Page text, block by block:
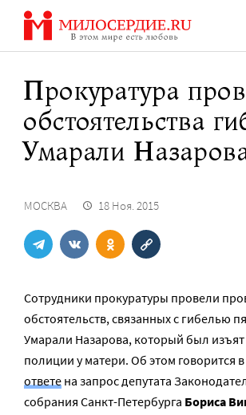
Перейти
содержанию
Прокуратура
обстоятельства
Умарали
МОСКВА 18 Ноя. 2015
Сотрудники прокуратуры провели
обстоятельств, связанных с гибелью
Умарали Назарова, который был
полиции у матери. Об этом говорится
ответе на запрос депутата
собрания Санкт-Петербурга Бориса